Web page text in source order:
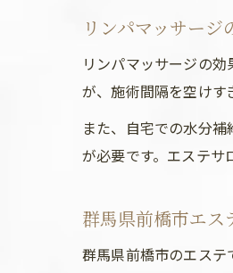
リンパマッサー
リンパマッサージの
が、施術間隔を空けす
また、自宅での水分
が必要です。エステサ
群馬県前橋市エス
群馬県前橋市のエス